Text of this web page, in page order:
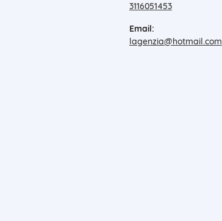
3116051453
Email:
lagenzia@hotmail.com